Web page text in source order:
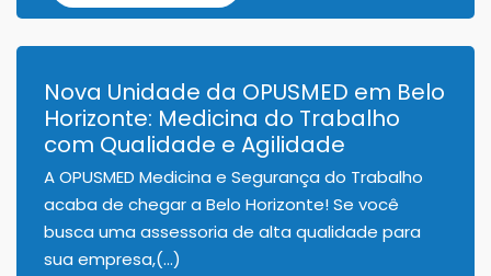
Nova Unidade da OPUSMED em Belo
Horizonte: Medicina do Trabalho
com Qualidade e Agilidade
A OPUSMED Medicina e Segurança do Trabalho
acaba de chegar a Belo Horizonte! Se você
busca uma assessoria de alta qualidade para
sua empresa,(...)